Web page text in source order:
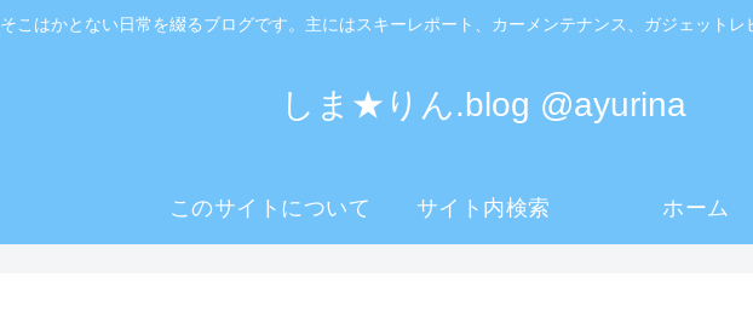
そこはかとない日常を綴るブログです。主にはスキーレポート、カーメンテナンス、ガジェットレ
しま★りん.blog @ayurina
このサイトについて サイト内検索 ホーム